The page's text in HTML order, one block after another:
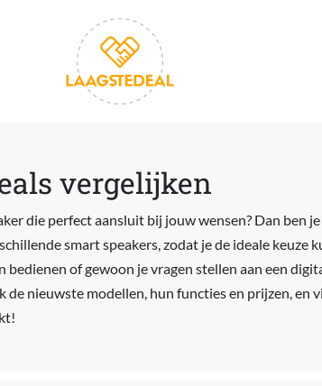
vergelijken
die perfect aansluit bij jouw wensen? Dan ben
smart speakers, zodat je de ideale keuze
bedienen of gewoon je vragen stellen aan een
nieuwste modellen, hun functies en prijzen, en